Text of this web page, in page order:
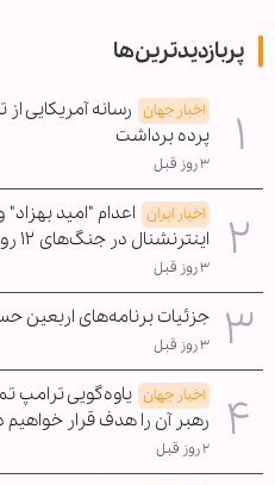
پربازدیدترین‌ها
اخبار جهان رسانه آمریکایی
پرده برداشت
۳ روز قبل
اخبار ایران اعدام "امید
اینترنشنال در جنگ‌های ۱۲ روزه و ۴۰ روزه
۳ روز قبل
جزئیات برنامه‌های اربعین
۳ روز قبل
اخبار جهان یاوه‌گویی ترامپ
رهبر آن را هدف قرار خواهیم
۲ روز قبل